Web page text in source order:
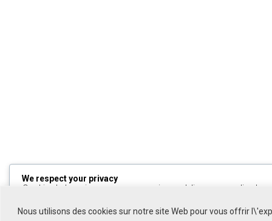
Nous utilisons des cookies sur notre site Web pour vous offrir
We respect your privacy
Cookies help us improve your experience, deliver personalized
Allto decline non-essential cookies.